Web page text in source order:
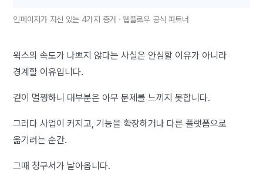
인페이지가 자신 있는 4가지 증거 · 웹플로우 공식 파트너
윅스의 속도가 나쁘지 않다는 사실은 안심할 이유가 아니라
경계할 이유입니다.
겉이 멀쩡하니 대부분은 아무 문제를 느끼지 못합니다.
그러다 사업이 커지고, 기능을 확장하거나 다른 플랫폼으로
옮기려는 순간.
그때 청구서가 날아옵니다.